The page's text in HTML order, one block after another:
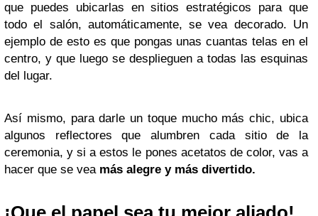
que puedes ubicarlas en sitios estratégicos para que
todo el salón, automáticamente, se vea decorado. Un
ejemplo de esto es que pongas unas cuantas telas en el
centro, y que luego se desplieguen a todas las esquinas
del lugar.
Así mismo, para darle un toque mucho más chic, ubica
algunos reflectores que alumbren cada sitio de la
ceremonia, y si a estos le pones acetatos de color, vas a
hacer que se vea más alegre y más divertido.